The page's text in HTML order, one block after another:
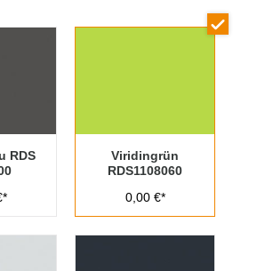
RDS
Viridingrün
RDS1108060
0,00 €*